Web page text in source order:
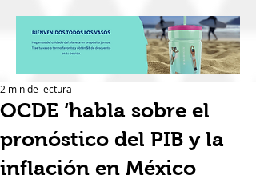
OCDE ‘habla sobre el
pronóstico del PIB y la
inflación en México
2 min de lectura